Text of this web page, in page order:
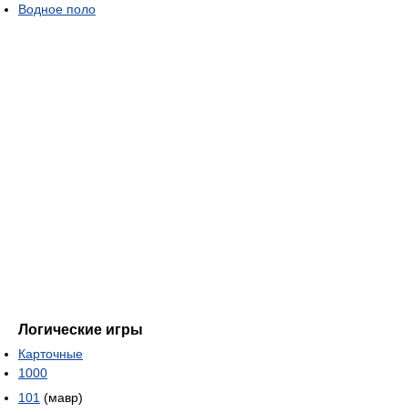
Водное поло
Логические игры
Карточные
1000
101 (мавр)